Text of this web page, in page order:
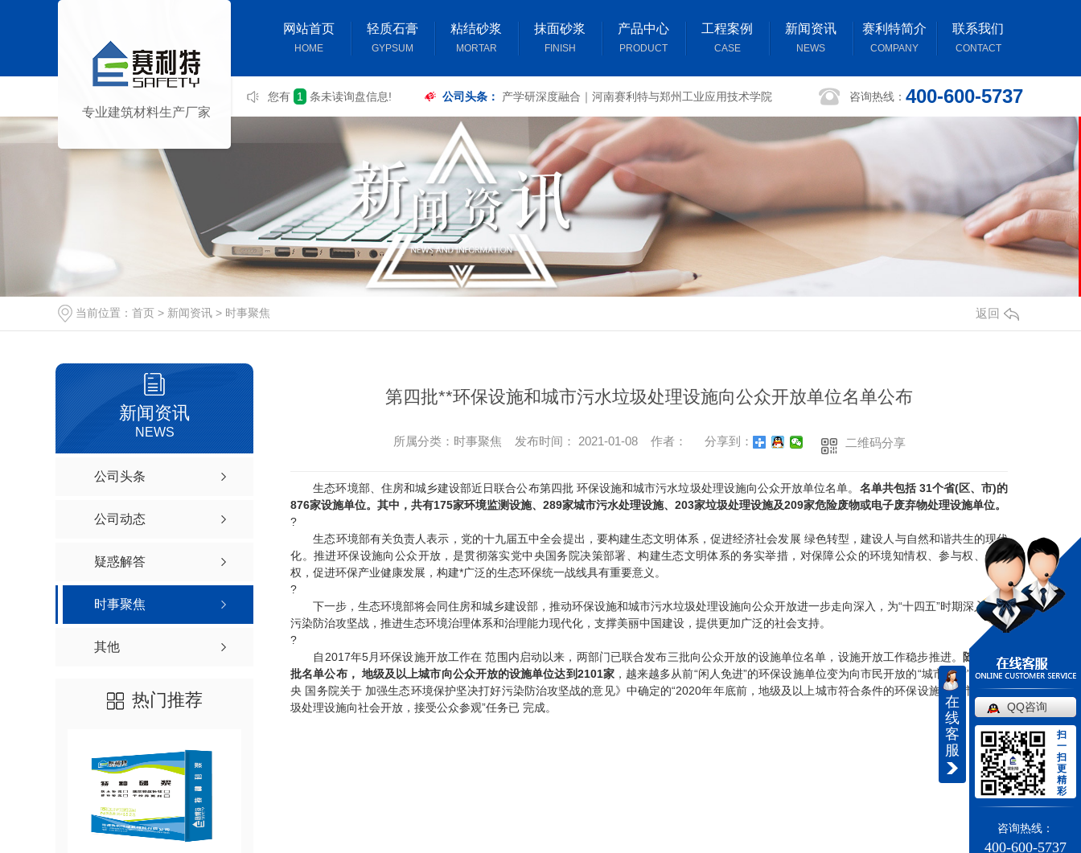
专业建筑材料生产厂家
网站首页
HOME
轻质石膏
GYPSUM
粘结砂浆
MORTAR
抹面砂浆
FINISH
产品中心
PRODUCT
工程案例
CASE
新闻资讯
NEWS
赛利特简介
COMPANY
联系我们
CONTACT
公司头条： 产学研深度融合｜河南赛利特与郑州工业应用技术学院
签订复合板材力学性能专项研究合作合同
咨询热线： 400-600-5737
您有 1 条未读询盘信息!
当前位置： 首页 > 新闻资讯 > 时事聚焦 返回
新闻资讯
NEWS
公司头条
公司动态
疑惑解答
时事聚焦
其他
热门推荐
第四批**环保设施和城市污水垃圾处理设施向公众开放单位名单公布
所属分类：时事聚焦 发布时间： 2021-01-08 作者： 分享到： 二维码分享
生态环境部、住房和城乡建设部近日联合公布第四批 环保设施和城市污水垃圾处理设施向公众开放单位名单。 名单共包括 31个省(区、市)的
876家设施单位。其中，共有175家环境监测设施、289家城市污水处理设施、203家垃圾处理设施及209家危险废物或电子废弃物处理设施单位。
?
生态环境部有关负责人表示，党的十九届五中全会提出，要构建生态文明体系，促进经济社会发展 绿色转型，建设人与自然和谐共生的现代
化。推进环保设施向公众开放，是贯彻落实党中央国务院决策部署、构建生态文明体系的务实举措，对保障公众的环境知情权、参与权、监督
权，促进环保产业健康发展，构建*广泛的生态环保统一战线具有重要意义。
?
下一步，生态环境部将会同住房和城乡建设部，推动环保设施和城市污水垃圾处理设施向公众开放进一步走向深入，为“十四五”时期深入打好
污染防治攻坚战，推进生态环境治理体系和治理能力现代化，支撑美丽中国建设，提供更加广泛的社会支持。
?
自2017年5月环保设施开放工作在 范围内启动以来，两部门已联合发布三批向公众开放的设施单位名单，设施开放工作稳步推进。
随着第四
批名单公布， 地级及以上城市向公众开放的设施单位达到2101家，越来越多从前“闲人免进”的环保设施单位变为向市民开放的“城市客厅”。《 中
央 国务院关于 加强生态环境保护坚决打好污染防治攻坚战的意见》中确定的“2020年年底前，地级及以上城市符合条件的环保设施和城市污水垃
圾处理设施向社会开放，接受公众参观”任务已 完成。
在
线
客
服
QQ咨询
扫
一
扫
更
精
彩
咨询热线：
400-600-5737